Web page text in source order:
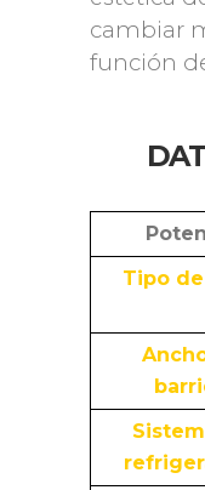
cambiar
función
Tipo